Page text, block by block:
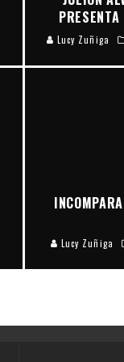
Lucy Zuñiga
Lucy Zuñiga